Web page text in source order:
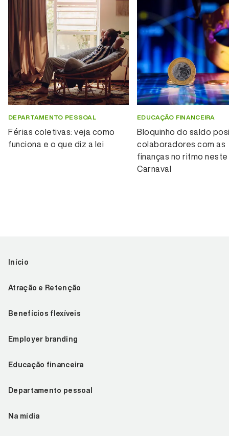
DEPARTAMENTO PESSOAL
Férias coletivas: veja como
funciona e o que diz a lei
EDUCAÇÃO FINANCEIRA
Bloquinho do saldo
colaboradores com as
finanças no ritmo neste
Carnaval
Início
Atração e Retenção
Benefícios flexíveis
Employer branding
Educação financeira
Departamento pessoal
Na mídia